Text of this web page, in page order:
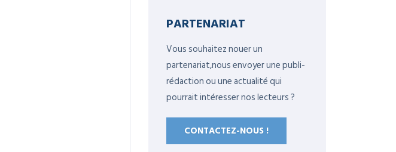
PARTENARIAT
Vous souhaitez nouer un
partenariat,nous envoyer une publi-
rédaction ou une actualité qui
pourrait intéresser nos lecteurs ?
CONTACTEZ-NOUS !